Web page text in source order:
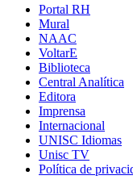
Portal RH
Mural
NAAC
VoltarE
Biblioteca
Central Analítica
Editora
Imprensa
Internacional
UNISC Idiomas
Unisc TV
Política de